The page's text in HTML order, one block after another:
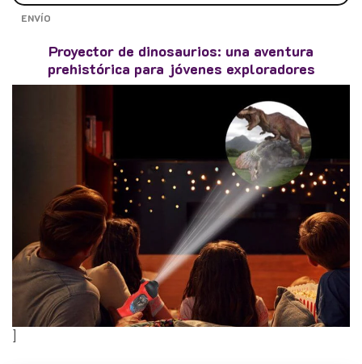
ENVÍO
Proyector de dinosaurios: una aventura
prehistórica para jóvenes exploradores